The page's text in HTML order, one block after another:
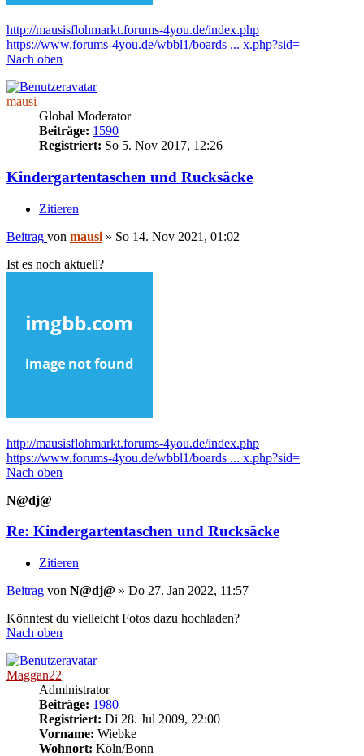
http://mausisflohmarkt.forums-4you.de/index.php
https://www.forums-4you.de/wbbl1/boards ... x.php?sid=
Nach oben
mausi
Global Moderator
Beiträge: 1590
Registriert: So 5. Nov 2017, 12:26
Kindergartentaschen und Rucksäcke
Zitieren
Beitrag von mausi » So 14. Nov 2021, 01:02
Ist es noch aktuell?
http://mausisflohmarkt.forums-4you.de/index.php
https://www.forums-4you.de/wbbl1/boards ... x.php?sid=
Nach oben
N@dj@
Re: Kindergartentaschen und Rucksäcke
Zitieren
Beitrag von N@dj@ » Do 27. Jan 2022, 11:57
Könntest du vielleicht Fotos dazu hochladen?
Nach oben
Maggan22
Administrator
Beiträge: 1980
Registriert: Di 28. Jul 2009, 22:00
Vorname: Wiebke
Wohnort: Köln/Bonn